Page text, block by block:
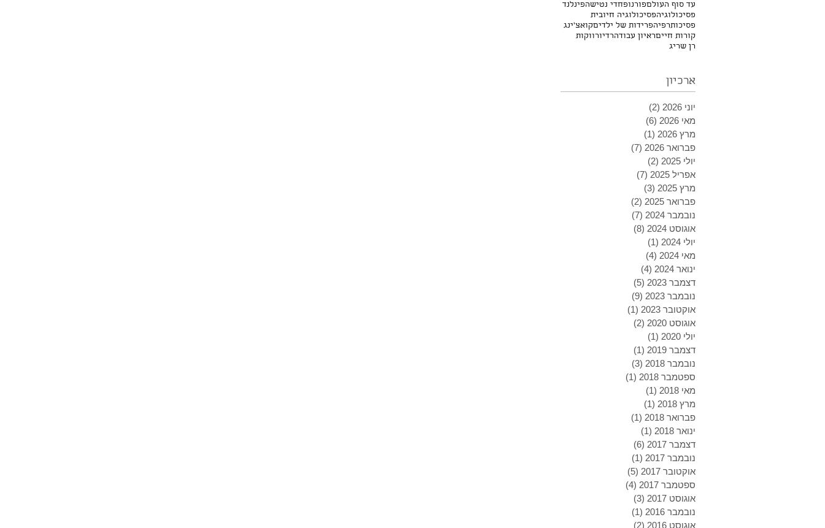
עד סוף העולםפורנופחדי נטישהפינלנד
פסיכולוגיהפסיכולוגיה חיובית
פסיכותרפיהפרידות של ילדיםקואצ'ינג
קורות חייםראיון עבודהרדיורווקות
רן שריג
ארכיון
יוני 2026 (2)
מאי 2026
(6)
מרץ 2026
(1)
פברואר 2026
(7)
יולי 2025
(2)
אפריל 2025
(7)
מרץ 2025
(3)
פברואר 2025
(2)
נובמבר 2024
(7)
אוגוסט 2024
(8)
יולי 2024
(1)
מאי 2024
(4)
ינואר 2024
(4)
דצמבר 2023
(5)
נובמבר 2023
(9)
אוקטובר 2023
(1)
אוגוסט 2020
(2)
יולי 2020
(1)
דצמבר 2019
(1)
נובמבר 2018
(3)
ספטמבר 2018
(1)
מאי 2018
(1)
מרץ 2018
(1)
פברואר 2018
(1)
ינואר 2018
(1)
דצמבר 2017
(6)
נובמבר 2017
(1)
אוקטובר 2017
(5)
ספטמבר 2017
(4)
אוגוסט 2017
(3)
נובמבר 2016
(1)
אוגוסט 2016
(2)